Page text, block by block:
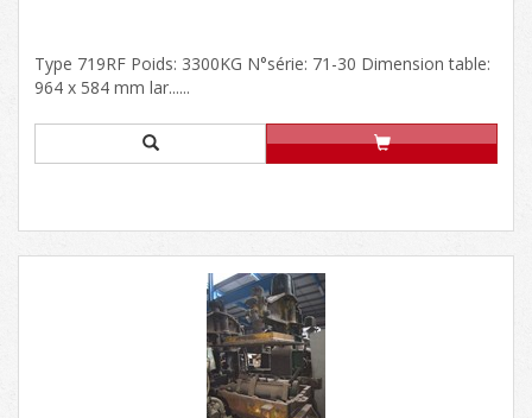
Type 719RF Poids: 3300KG N°série: 71-30 Dimension table:
964 x 584 mm lar......